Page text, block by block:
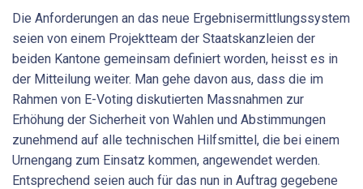
Die Anforderungen an das neue Ergebnisermittlungssystem
seien von einem Projektteam der Staatskanzleien der
beiden Kantone gemeinsam definiert worden, heisst es in
der Mitteilung weiter. Man gehe davon aus, dass die im
Rahmen von E-Voting diskutierten Massnahmen zur
Erhöhung der Sicherheit von Wahlen und Abstimmungen
zunehmend auf alle technischen Hilfsmittel, die bei einem
Urnengang zum Einsatz kommen, angewendet werden.
Entsprechend seien auch für das nun in Auftrag gegebene